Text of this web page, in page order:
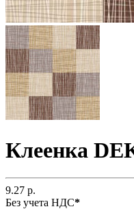
Клеенка
9.27 р.
Без учета НДС*